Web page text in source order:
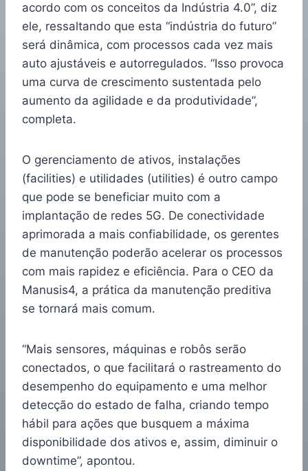
acordo com os conceitos da Indústria 4.0”, diz
ele, ressaltando que esta “indústria do futuro”
será dinâmica, com processos cada vez mais
auto ajustáveis e autorregulados. “Isso provoca
uma curva de crescimento sustentada pelo
aumento da agilidade e da produtividade”,
completa.
O gerenciamento de ativos, instalações
(facilities) e utilidades (utilities) é outro campo
que pode se beneficiar muito com a
implantação de redes 5G. De conectividade
aprimorada a mais confiabilidade, os gerentes
de manutenção poderão acelerar os processos
com mais rapidez e eficiência. Para o CEO da
Manusis4, a prática da manutenção preditiva
se tornará mais comum.
“Mais sensores, máquinas e robôs serão
conectados, o que facilitará o rastreamento do
desempenho do equipamento e uma melhor
detecção do estado de falha, criando tempo
hábil para ações que busquem a máxima
disponibilidade dos ativos e, assim, diminuir o
downtime”, apontou.